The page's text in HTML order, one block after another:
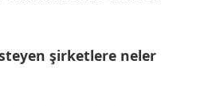
şirketlere neler